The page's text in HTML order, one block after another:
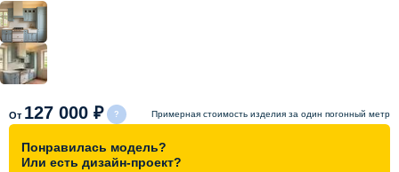
Видеоотзывы
Контакты
От 127 000 ₽ Примерная стоимость изделия за один погонный метр
Понравилась модель?
Или есть дизайн-проект?